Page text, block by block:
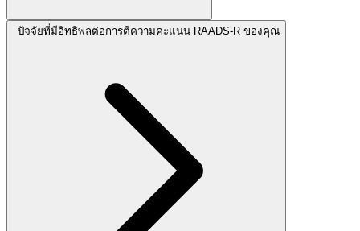
ปัจจัยที่มีอิทธิพลต่อการตีความคะแนน RAADS-R ของคุณ